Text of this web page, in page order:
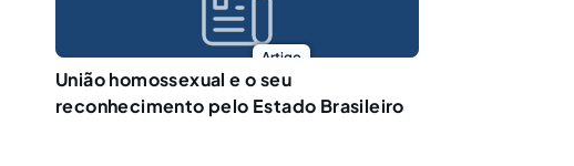
Artigo
União homossexual e o seu
reconhecimento pelo Estado Brasileiro